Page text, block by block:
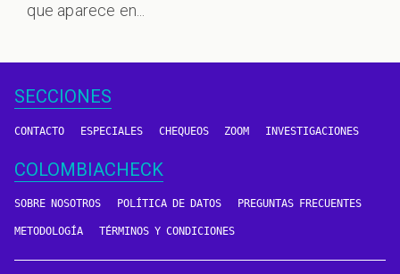
que aparece en...
SECCIONES
CONTACTO ESPECIALES CHEQUEOS ZOOM INVESTIGACIONES
COLOMBIACHECK
SOBRE NOSOTROS POLÍTICA DE DATOS PREGUNTAS FRECUENTES
METODOLOGÍA TÉRMINOS Y CONDICIONES